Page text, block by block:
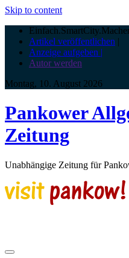
Skip to content
Artikel veröffentlichen |
Anzeige aufgeben |
Autor werden
Montag, 10. August 2026
Pankower
Zeitung
Unabhängige Zeitung für